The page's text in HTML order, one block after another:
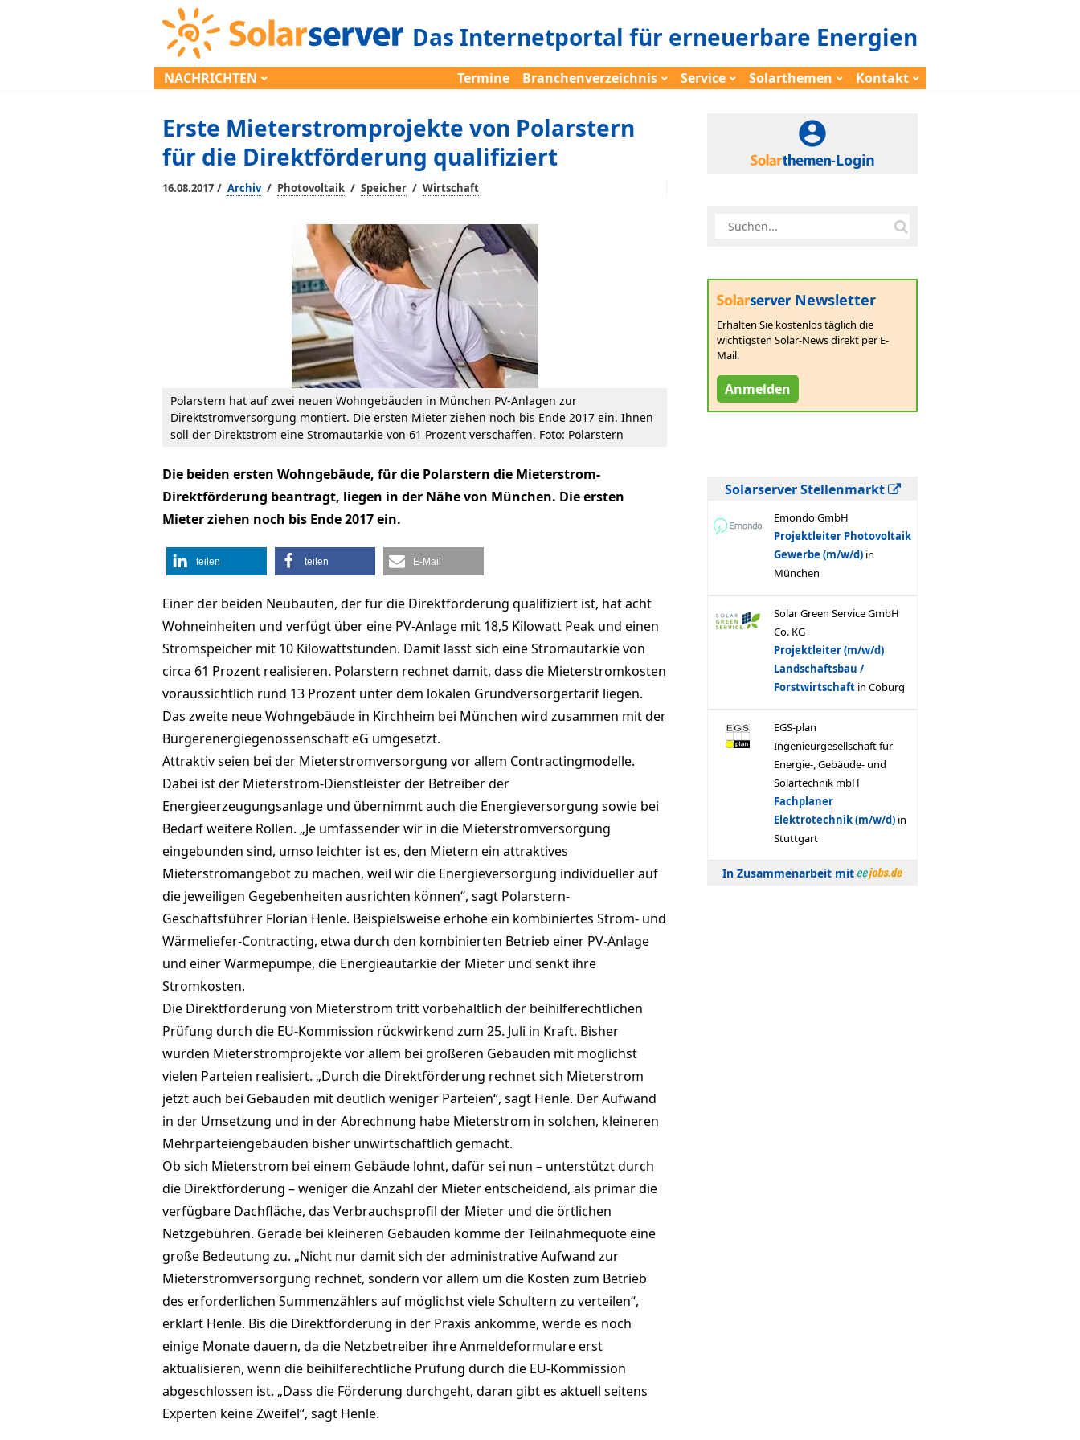
Das Internetportal für erneuerbare Energien
NACHRICHTEN Termine Branchenverzeichnis Service Solarthemen Kontakt
Erste Mieterstromprojekte von Polarstern
für die Direktförderung qualifiziert
16.08.2017 / Archiv / Photovoltaik / Speicher / Wirtschaft
Polarstern hat auf zwei neuen Wohngebäuden in München PV-Anlagen zur
Direktstromversorgung montiert. Die ersten Mieter ziehen noch bis Ende 2017 ein. Ihnen
soll der Direktstrom eine Stromautarkie von 61 Prozent verschaffen. Foto: Polarstern
Die beiden ersten Wohngebäude, für die Polarstern die Mieterstrom-
Direktförderung beantragt, liegen in der Nähe von München. Die ersten
Mieter ziehen noch bis Ende 2017 ein.
teilen teilen E-Mail
Einer der beiden Neubauten, der für die Direktförderung qualifiziert ist, hat acht
Wohneinheiten und verfügt über eine PV-Anlage mit 18,5 Kilowatt Peak und einen
Stromspeicher mit 10 Kilowattstunden. Damit lässt sich eine Stromautarkie von
circa 61 Prozent realisieren. Polarstern rechnet damit, dass die Mieterstromkosten
voraussichtlich rund 13 Prozent unter dem lokalen Grundversorgertarif liegen.
Das zweite neue Wohngebäude in Kirchheim bei München wird zusammen mit der
Bürgerenergiegenossenschaft eG umgesetzt.
Attraktiv seien bei der Mieterstromversorgung vor allem Contractingmodelle.
Dabei ist der Mieterstrom-Dienstleister der Betreiber der
Energieerzeugungsanlage und übernimmt auch die Energieversorgung sowie bei
Bedarf weitere Rollen. „Je umfassender wir in die Mieterstromversorgung
eingebunden sind, umso leichter ist es, den Mietern ein attraktives
Mieterstromangebot zu machen, weil wir die Energieversorgung individueller auf
die jeweiligen Gegebenheiten ausrichten können“, sagt Polarstern-
Geschäftsführer Florian Henle. Beispielsweise erhöhe ein kombiniertes Strom- und
Wärmeliefer-Contracting, etwa durch den kombinierten Betrieb einer PV-Anlage
und einer Wärmepumpe, die Energieautarkie der Mieter und senkt ihre
Stromkosten.
Die Direktförderung von Mieterstrom tritt vorbehaltlich der beihilferechtlichen
Prüfung durch die EU-Kommission rückwirkend zum 25. Juli in Kraft. Bisher
wurden Mieterstromprojekte vor allem bei größeren Gebäuden mit möglichst
vielen Parteien realisiert. „Durch die Direktförderung rechnet sich Mieterstrom
jetzt auch bei Gebäuden mit deutlich weniger Parteien“, sagt Henle. Der Aufwand
in der Umsetzung und in der Abrechnung habe Mieterstrom in solchen, kleineren
Mehrparteiengebäuden bisher unwirtschaftlich gemacht.
Ob sich Mieterstrom bei einem Gebäude lohnt, dafür sei nun – unterstützt durch
die Direktförderung – weniger die Anzahl der Mieter entscheidend, als primär die
verfügbare Dachfläche, das Verbrauchsprofil der Mieter und die örtlichen
Netzgebühren. Gerade bei kleineren Gebäuden komme der Teilnahmequote eine
große Bedeutung zu. „Nicht nur damit sich der administrative Aufwand zur
Mieterstromversorgung rechnet, sondern vor allem um die Kosten zum Betrieb
des erforderlichen Summenzählers auf möglichst viele Schultern zu verteilen“,
erklärt Henle. Bis die Direktförderung in der Praxis ankomme, werde es noch
einige Monate dauern, da die Netzbetreiber ihre Anmeldeformulare erst
aktualisieren, wenn die beihilferechtliche Prüfung durch die EU-Kommission
abgeschlossen ist. „Dass die Förderung durchgeht, daran gibt es aktuell seitens
Experten keine Zweifel“, sagt Henle.
-Login
Newsletter
Erhalten Sie kostenlos täglich die
wichtigsten Solar-News direkt per E-
Mail.
Anmelden
Solarserver Stellenmarkt
In Zusammenarbeit mit